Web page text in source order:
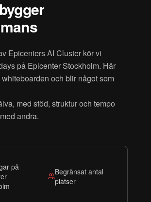
Epicenters AI Cluster kör vi
på Epicenter Stockholm. Här
och blir något som
med stöd, struktur och tempo
andra.
på
Begränsat antal
platser